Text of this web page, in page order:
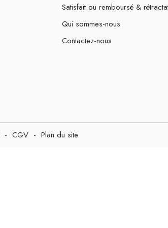
Satisfait ou remboursé &
Qui sommes-nous
Contactez-nous
- CGV - Plan du site